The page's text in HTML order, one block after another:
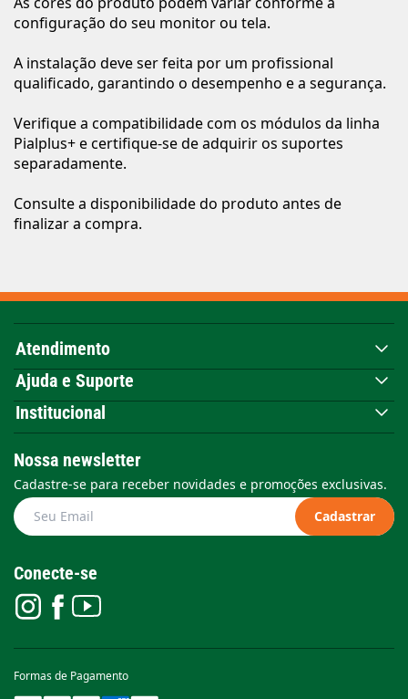
configuração do seu monitor ou tela.
A instalação deve ser feita por um profissional
qualificado, garantindo o desempenho e a segurança.
Verifique a compatibilidade com os módulos da linha
Pialplus+ e certifique-se de adquirir os suportes
separadamente.
Consulte a disponibilidade do produto antes de
finalizar a compra.
Atendimento
Ajuda e Suporte
Institucional
Nossa newsletter
Cadastre-se para receber novidades e promoções exclusivas.
Cadastrar
Conecte-se
Formas de Pagamento